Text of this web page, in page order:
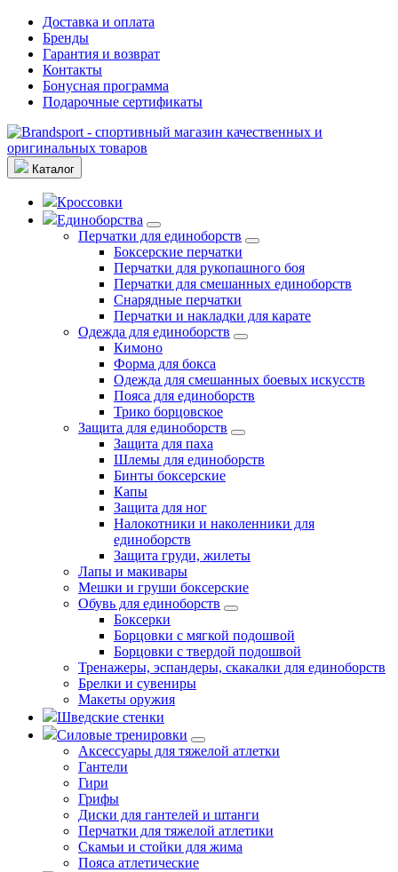
Доставка и оплата
Бренды
Гарантия и возврат
Контакты
Бонусная программа
Подарочные сертификаты
Каталог
Кроссовки
Единоборства
Перчатки для единоборств
Боксерские перчатки
Перчатки для рукопашного боя
Перчатки для смешанных единоборств
Снарядные перчатки
Перчатки и накладки для карате
Одежда для единоборств
Кимоно
Форма для бокса
Одежда для смешанных боевых искусств
Пояса для единоборств
Трико борцовское
Защита для единоборств
Защита для паха
Шлемы для единоборств
Бинты боксерские
Капы
Защита для ног
Налокотники и наколенники для
единоборств
Защита груди, жилеты
Лапы и макивары
Мешки и груши боксерские
Обувь для единоборств
Боксерки
Борцовки с мягкой подошвой
Борцовки с твердой подошвой
Тренажеры, эспандеры, скакалки для единоборств
Брелки и сувениры
Макеты оружия
Шведские стенки
Силовые тренировки
Аксессуары для тяжелой атлетки
Гантели
Гири
Грифы
Диски для гантелей и штанги
Перчатки для тяжелой атлетики
Скамьи и стойки для жима
Пояса атлетические